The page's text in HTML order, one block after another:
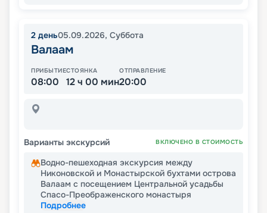
2 день05.09.2026, Суббота
Валаам
ПРИБЫТИЕ
08:00
СТОЯНКА
12 ч 00 мин
ОТПРАВЛЕНИЕ
20:00
Варианты экскурсий ВКЛЮЧЕНО В СТОИМОСТЬ
Водно-пешеходная экскурсия между
Никоновской и Монастырской бухтами острова
Валаам с посещением Центральной усадьбы
Спасо-Преображенского монастыря
Подробнее